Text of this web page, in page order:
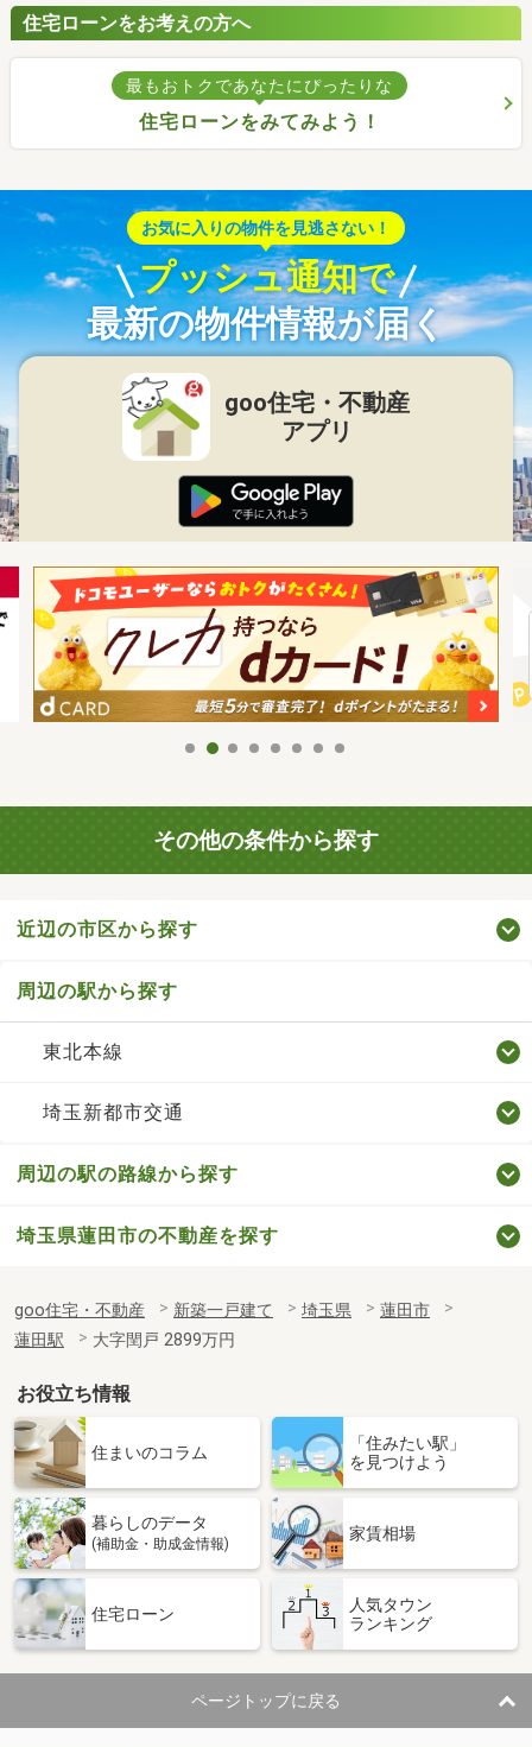
住宅ローンをお考えの方へ
最もおトクであなたにぴったりな
住宅ローンをみてみよう！
お気に入りの物件を見逃さない！
プッシュ通知で
最新の物件情報が届く
goo住宅・不動産
アプリ
その他の条件から探す
近辺の市区から探す
周辺の駅から探す
東北本線
埼玉新都市交通
周辺の駅の路線から探す
埼玉県蓮田市の不動産を探す
goo住宅・不動産 新築一戸建て 埼玉県
蓮田市
蓮田駅
大字閏戸 2899万円
お役立ち情報
住まいのコラム
「住みたい駅」
を見つけよう
暮らしのデータ
(補助金・助成金情報)
家賃相場
住宅ローン
人気タウン
ランキング
ページトップに戻る